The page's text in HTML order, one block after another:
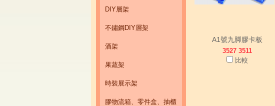
DIY層架
不鏽鋼DIY層架
酒架
果蔬架
時裝展示架
膠物流箱、零件盒、抽櫃
A1號九脚膠卡板
3527 3511
比較